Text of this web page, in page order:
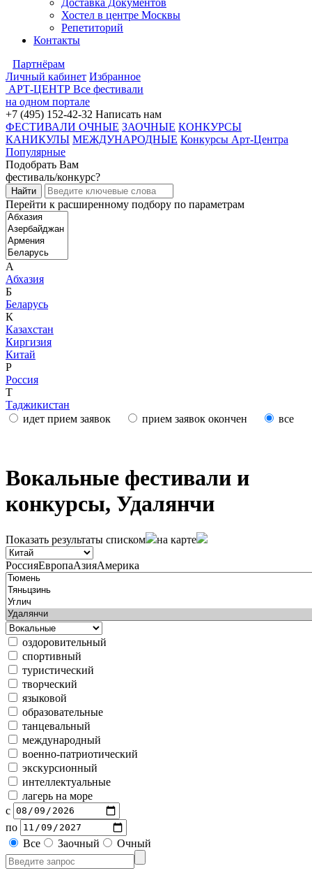
Доставка Документов
Хостел в центре Москвы
Репетиторий
Контакты
Партнёрам
Личный кабинет Избранное
АРТ-ЦЕНТР Все фестивали
на одном портале
+7 (495) 152-42-32 Написать нам
ФЕСТИВАЛИ ОЧНЫЕ ЗАОЧНЫЕ КОНКУРСЫ
КАНИКУЛЫ МЕЖДУНАРОДНЫЕ Конкурсы Арт-Центра
Популярные
Подобрать Вам
фестиваль/конкурс?
Перейти к расширенному подбору по параметрам
А
Абхазия
Б
Беларусь
К
Казахстан
Киргизия
Китай
Р
Россия
Т
Таджикистан
идет прием заявок
прием заявок окончен все
Вокальные фестивали и
конкурсы, Удалянчи
Показать результаты списком на карте
РоссияЕвропаАзияАмерика
оздоровительный
спортивный
туристический
творческий
языковой
образовательные
танцевальный
международный
военно-патриотический
экскурсионный
интеллектуальные
лагерь на море
с
по
Все
Заочный Очный